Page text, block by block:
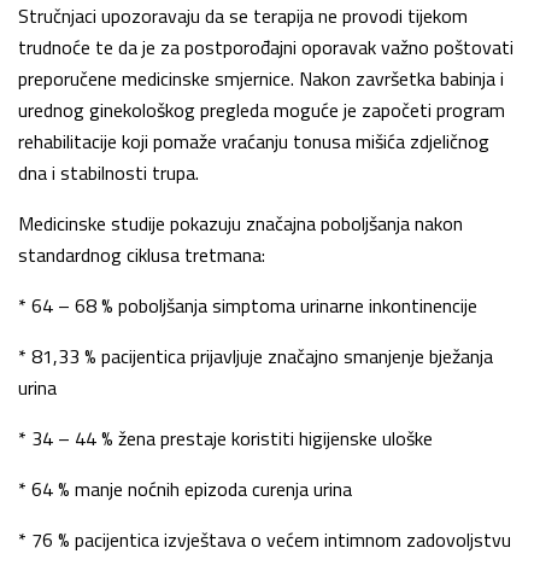
Stručnjaci upozoravaju da se terapija ne provodi tijekom
trudnoće te da je za postporođajni oporavak važno poštovati
preporučene medicinske smjernice. Nakon završetka babinja i
urednog ginekološkog pregleda moguće je započeti program
rehabilitacije koji pomaže vraćanju tonusa mišića zdjeličnog
dna i stabilnosti trupa.
Medicinske studije pokazuju značajna poboljšanja nakon
standardnog ciklusa tretmana:
* 64 – 68 % poboljšanja simptoma urinarne inkontinencije
* 81,33 % pacijentica prijavljuje značajno smanjenje bježanja
urina
* 34 – 44 % žena prestaje koristiti higijenske uloške
* 64 % manje noćnih epizoda curenja urina
* 76 % pacijentica izvještava o većem intimnom zadovoljstvu